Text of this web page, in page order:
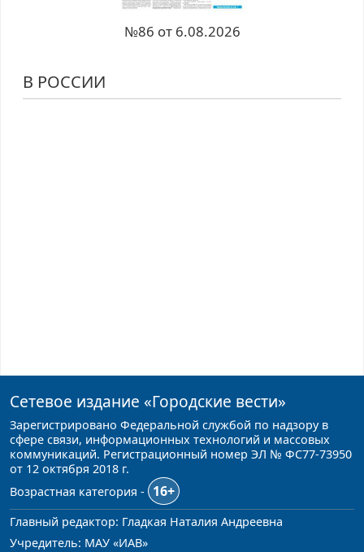
№86 от 6.08.2026
В РОССИИ
Сетевое издание «Городские вести»
Зарегистрировано Федеральной службой по надзору в
сфере связи, информационных технологий и массовых
коммуникаций. Регистрационный номер ЭЛ № ФС77-73950
от 12 октября 2018 г.
Возрастная категория -
16+
Главный редактор: Гладкая Наталия Андреевна
Учредитель: МАУ «ИАВ»